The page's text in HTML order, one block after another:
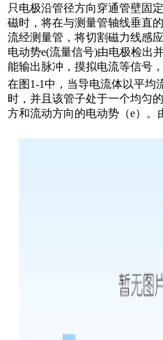
只电极沿管径方向穿通管壁固
磁时，将在与测量管轴线垂直
流经测量管，将切割磁力线感
电动势e(流量信号)由电极检出
能输出脉冲，摸拟电流等信号
在图1-1中，当导电流体以平均
时，并且该管子处于一个均匀
方和流动方向的电动势（e）